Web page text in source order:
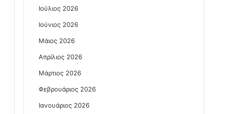
Ιούλιος 2026
Ιούνιος 2026
Μάιος 2026
Απρίλιος 2026
Μάρτιος 2026
Φεβρουάριος 2026
Ιανουάριος 2026